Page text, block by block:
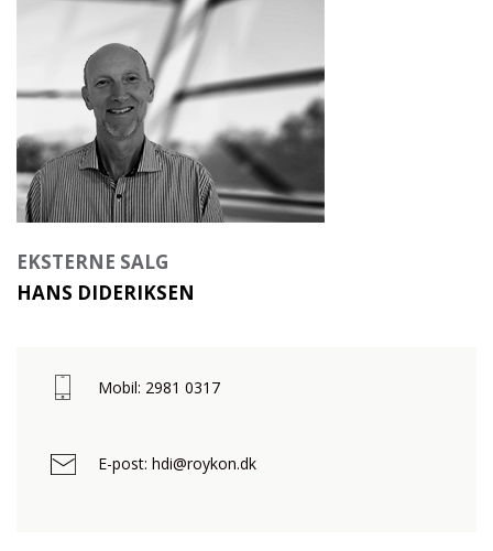
EKSTERNE SALG
HANS DIDERIKSEN
Mobil: 2981 0317
E-post: hdi@roykon.dk